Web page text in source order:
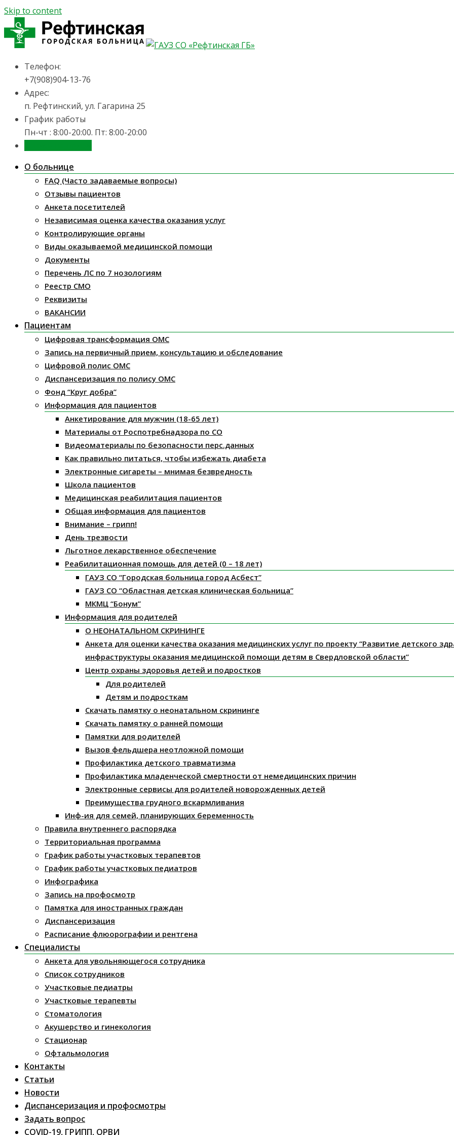
Skip to content
Телефон:
+7(908)904-13-76
Адрес:
п. Рефтинский, ул. Гагарина 25
График работы
Пн-чт : 8:00-20:00. Пт: 8:00-20:00
О больнице
FAQ (Часто задаваемые вопросы)
Отзывы пациентов
Анкета посетителей
Независимая оценка качества оказания услуг
Контролирующие органы
Виды оказываемой медицинской помощи
Документы
Перечень ЛС по 7 нозологиям
Реестр СМО
Реквизиты
ВАКАНСИИ
Пациентам
Цифровая трансформация ОМС
Запись на первичный прием, консультацию и обследование
Цифровой полис ОМС
Диспансеризация по полису ОМС
Фонд “Круг добра”
Информация для пациентов
Анкетирование для мужчин (18-65 лет)
Материалы от Роспотребнадзора по СО
Видеоматериалы по безопасности перс.данных
Как правильно питаться, чтобы избежать диабета
Электронные сигареты – мнимая безвредность
Школа пациентов
Медицинская реабилитация пациентов
Общая информация для пациентов
Внимание – грипп!
День трезвости
Льготное лекарственное обеспечение
Реабилитационная помощь для детей (0 – 18 лет)
ГАУЗ СО “Городская больница город Асбест”
ГАУЗ СО “Областная детская клиническая больница”
МКМЦ “Бонум”
Информация для родителей
О НЕОНАТАЛЬНОМ СКРИНИНГЕ
Анкета для оценки качества оказания медицинских услуг по проекту “Развитие детского
инфраструктуры оказания медицинской помощи детям в Свердловской области”
Центр охраны здоровья детей и подростков
Для родителей
Детям и подросткам
Скачать памятку о неонатальном скрининге
Скачать памятку о ранней помощи
Памятки для родителей
Вызов фельдшера неотложной помощи
Профилактика детского травматизма
Профилактика младенческой смертности от немедицинских причин
Электронные сервисы для родителей новорожденных детей
Преимущества грудного вскармливания
Инф-ия для семей, планирующих беременность
Правила внутреннего распорядка
Территориальная программа
График работы участковых терапевтов
График работы участковых педиатров
Инфографика
Запись на профосмотр
Памятка для иностранных граждан
Диспансеризация
Расписание флюорографии и рентгена
Специалисты
Анкета для увольняющегося сотрудника
Список сотрудников
Участковые педиатры
Участковые терапевты
Стоматология
Акушерство и гинекология
Стационар
Офтальмология
Контакты
Статьи
Новости
Диспансеризация и профосмотры
Задать вопрос
COVID-19, ГРИПП, ОРВИ